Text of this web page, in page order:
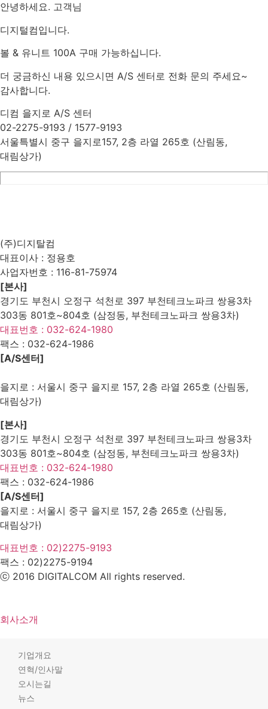
안녕하세요. 고객님
디지털컴입니다.
볼 & 유니트 100A 구매 가능하십니다.
더 궁금하신 내용 있으시면 A/S 센터로 전화 문의 주세요~
감사합니다.
디컴 을지로 A/S 센터
02-2275-9193 / 1577-9193
서울특별시 중구 을지로157, 2층 라열 265호 (산림동,
대림상가)
(주)디지탈컴
대표이사 : 정용호
사업자번호 : 116-81-75974
[본사]
경기도 부천시 오정구 석천로 397 부천테크노파크 쌍용3차
303동 801호~804호 (삼정동, 부천테크노파크 쌍용3차)
대표번호 : 032-624-1980
팩스 : 032-624-1986
[A/S센터]
을지로 : 서울시 중구 을지로 157, 2층 라열 265호 (산림동,
대림상가)
[본사]
경기도 부천시 오정구 석천로 397 부천테크노파크 쌍용3차
303동 801호~804호 (삼정동, 부천테크노파크 쌍용3차)
대표번호 : 032-624-1980
팩스 : 032-624-1986
[A/S센터]
을지로 : 서울시 중구 을지로 157, 2층 265호 (산림동,
대림상가)
대표번호 : 02)2275-9193
팩스 : 02)2275-9194​
ⓒ 2016 DIGITALCOM All rights reserved.
회사소개
기업개요
연혁/인사말
오시는길
뉴스